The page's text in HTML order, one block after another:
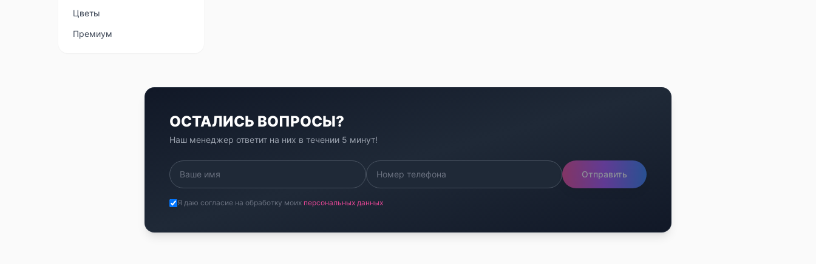
Цветы
Премиум
ОСТАЛИСЬ ВОПРОСЫ?
Наш менеджер ответит на них в течении 5 минут!
Отправить
Я даю согласие на обработку моих персональных данных